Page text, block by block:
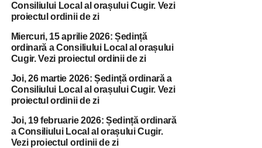
Consiliului Local al orașului Cugir. Vezi
proiectul ordinii de zi
Miercuri, 15 aprilie 2026: Ședință
ordinară a Consiliului Local al orașului
Cugir. Vezi proiectul ordinii de zi
Joi, 26 martie 2026: Ședință ordinară a
Consiliului Local al orașului Cugir. Vezi
proiectul ordinii de zi
Joi, 19 februarie 2026: Ședință ordinară
a Consiliului Local al orașului Cugir.
Vezi proiectul ordinii de zi